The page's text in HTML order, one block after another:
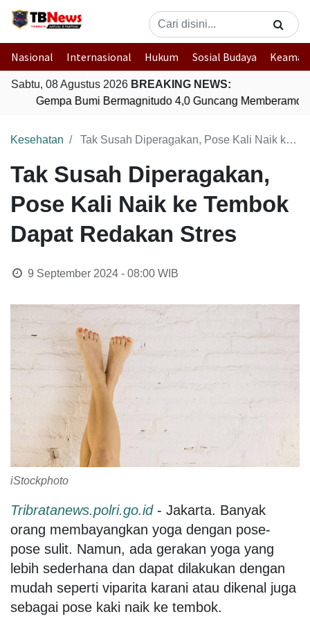
Nasional Internasional Hukum Sosial Budaya
Sabtu, 08 Agustus 2026 BREAKING NEWS:
Gempa Bumi Bermagnitudo 4,0 Guncang Memberamo
Kesehatan Tak Susah Diperagakan, Pose Kali Naik ke Tembok Dapat Redakan Stres
Tak Susah Diperagakan,
Pose Kali Naik ke Tembok
Dapat Redakan Stres
9 September 2024 - 08:00WIB
iStockphoto
Tribratanews.polri.go.id- Jakarta. Banyak
orang membayangkan yoga dengan pose-
pose sulit. Namun, ada gerakan yoga yang
lebih sederhana dan dapat dilakukan dengan
mudah seperti viparita karani atau dikenal juga
sebagai pose kaki naik ke tembok.